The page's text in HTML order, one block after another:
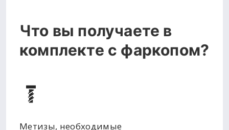
Что вы получаете в
комплекте с фаркопом?
Метизы, необходимые